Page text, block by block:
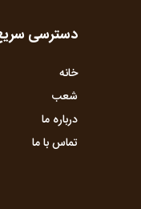
دسترسی
خانه
شعب
درباره ما
تماس با ما